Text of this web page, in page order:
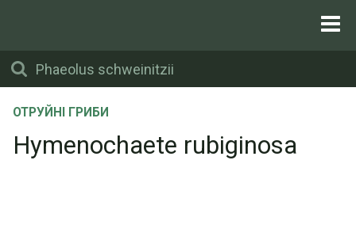
ОТРУЙНІ ГРИБИ
Hymenochaete rubiginosa